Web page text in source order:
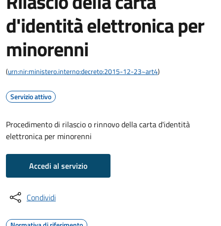
d'identità elettronica per
minorenni
(urn:nir:ministero.interno:decreto:2015-12-23~art4)
Servizio attivo
Procedimento di rilascio o rinnovo della carta d'identità
elettronica per minorenni
Accedi al servizio
Condividi